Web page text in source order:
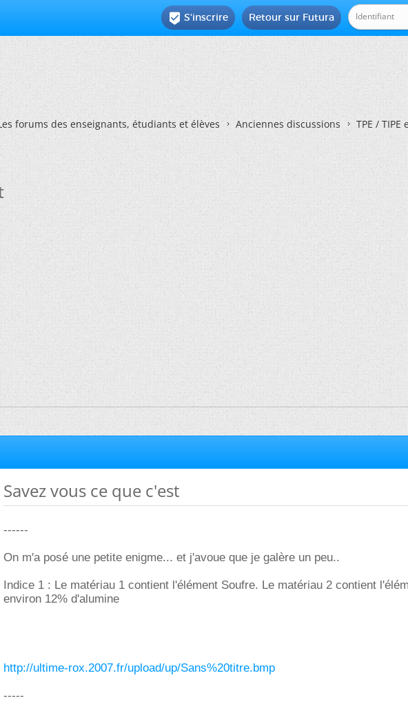
Retour sur Futura
 S'inscrire
forums des enseignants, étudiants et élèves Anciennes discussions TPE /
Savez vous ce que c'est
------
On m'a posé une petite enigme... et j'avoue que je galère un peu..
Indice 1 : Le matériau 1 contient l'élément Soufre. Le matériau 2 contient
environ 12% d'alumine
http://ultime-rox.2007.fr/upload/up/Sans%20titre.bmp
-----